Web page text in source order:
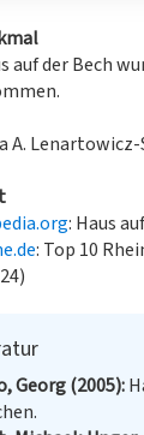
auf der Bech
A.
: Haus
: Top 10
Georg (2005)